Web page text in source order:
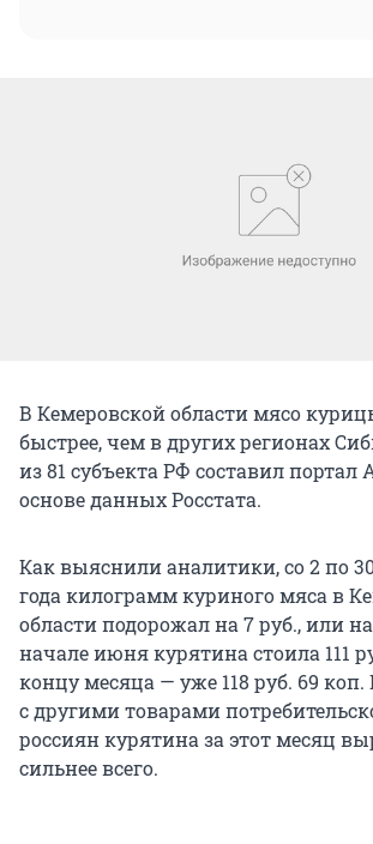
В Кемеровской области мясо
быстрее, чем в других регионах
из 81 субъекта РФ составил портал
основе данных Росстата.
Как выяснили аналитики, со 2 по
года килограмм куриного мяса в
области подорожал на 7 руб., или на
начале июня курятина стоила 111
концу месяца — уже 118 руб. 69
с другими товарами
россиян курятина за этот месяц
сильнее всего.